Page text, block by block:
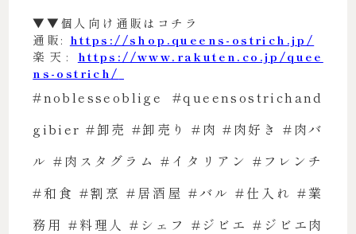
▼▼個人向け通販はコチラ
通販: https://shop.queens-ostrich.jp/
楽天: https://www.rakuten.co.jp/quee
ns-ostrich/
#noblesseoblige #queensostrichand
gibier #卸売 #卸売り #肉 #肉好き #肉バ
ル #肉スタグラム #イタリアン #フレンチ
#和食 #割烹 #居酒屋 #バル #仕入れ #業
務用 #料理人 #シェフ #ジビエ #ジビエ肉